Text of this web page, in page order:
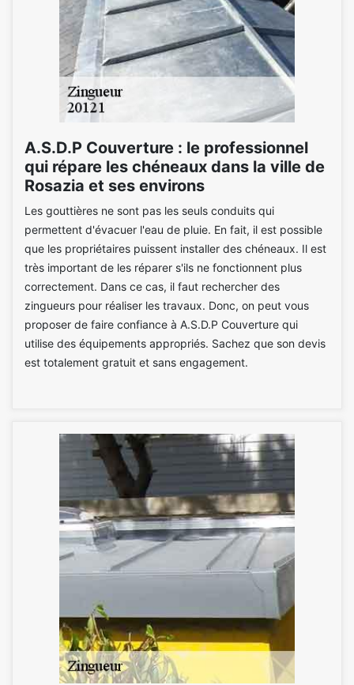
A.S.D.P Couverture : le professionnel
qui répare les chéneaux dans la ville de
Rosazia et ses environs
Les gouttières ne sont pas les seuls conduits qui
permettent d'évacuer l'eau de pluie. En fait, il est possible
que les propriétaires puissent installer des chéneaux. Il est
très important de les réparer s'ils ne fonctionnent plus
correctement. Dans ce cas, il faut rechercher des
zingueurs pour réaliser les travaux. Donc, on peut vous
proposer de faire confiance à A.S.D.P Couverture qui
utilise des équipements appropriés. Sachez que son devis
est totalement gratuit et sans engagement.